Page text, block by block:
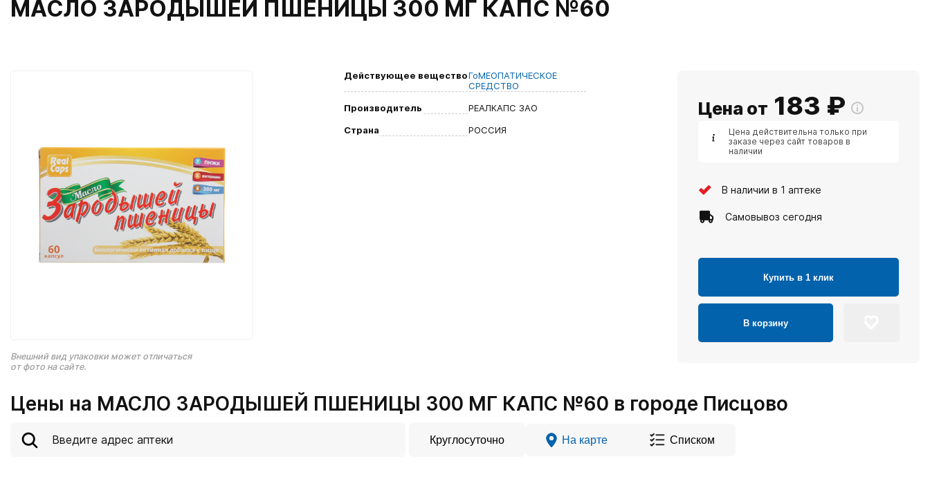
МАСЛО ЗАРОДЫШЕЙ ПШЕНИЦЫ 300 МГ КАПС №60
Внешний вид упаковки может отличаться
от фото на сайте.
Действующее веществоГоМЕОПАТИЧЕСКОЕ
СРЕДСТВО
Производитель
РЕАЛКАПС ЗАО
Страна
РОССИЯ
Цена от 183 ₽
Цена действительна только при
заказе через сайт товаров в
наличии
В наличии в 1 аптеке
Самовывоз сегодня
Купить в 1 клик
В корзину
Цены на МАСЛО ЗАРОДЫШЕЙ ПШЕНИЦЫ 300 МГ КАПС №60 в городе Писцово
Круглосуточно На карте Списком